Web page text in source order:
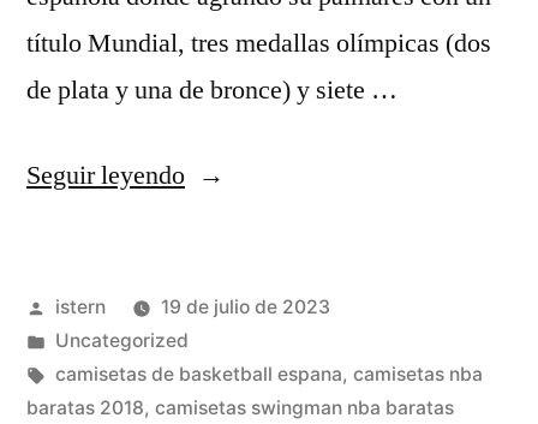
título Mundial, tres medallas olímpicas (dos
de plata y una de bronce) y siete …
Seguir leyendo«Camisetas
Gold
Collection»
Publicado
por
istern
19 de julio de 2023
Publicado
en
Uncategorized
Etiquetas:
camisetas de basketball espana, camisetas nba
baratas 2018, camisetas swingman nba baratas